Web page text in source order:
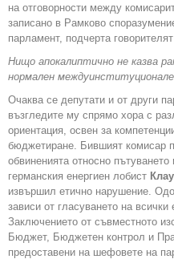
на отговорности между
записано в Рамково
парламент, подчерта говорителят
Нищо апокалиптично не казва
нормален
Очаква се депутати и от други
възгледите му спрямо хора с
ориентация, освен за
бюджетиране. Бившият комисар
обвиненията относно
германския енергиен лобист
извършил етично нарушение.
зависи от гласуването на
Заключението от съвместното
Бюджет, Бюджетен контрол и
предоставени на шефовете на